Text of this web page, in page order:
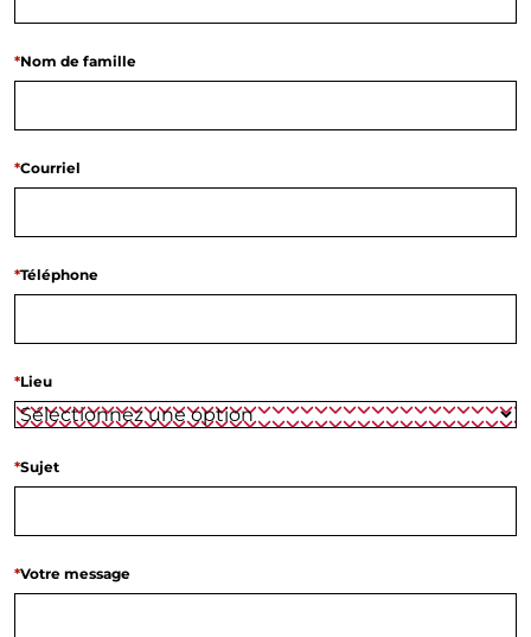
Nom de famille
*
Courriel
*
Téléphone
*
Lieu
*
Sujet
*
Votre message
*